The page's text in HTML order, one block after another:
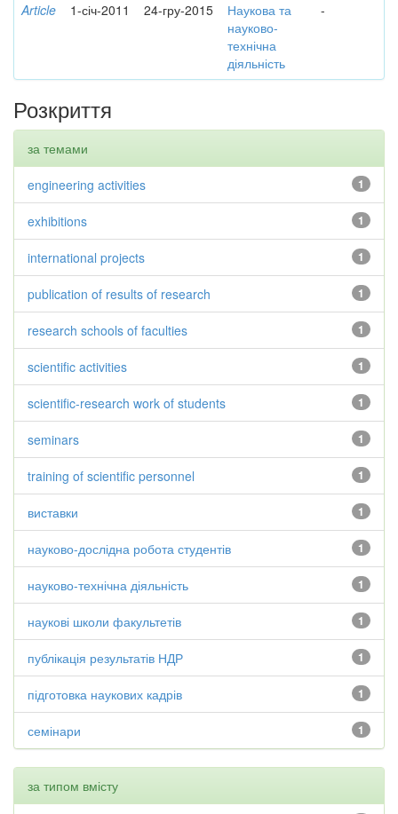
Article 1-січ-2011 24-гру-2015
Наукова та
науково-
технічна
діяльність
-
Розкриття
за темами
1
engineering activities
1
exhibitions
1
international projects
1
publication of results of research
1
research schools of faculties
1
scientific activities
1
scientific-research work of students
1
seminars
1
training of scientific personnel
1
виставки
1
науково-дослідна робота студентів
1
науково-технічна діяльність
1
наукові школи факультетів
1
публікація результатів НДР
1
підготовка наукових кадрів
1
семінари
за типом вмісту